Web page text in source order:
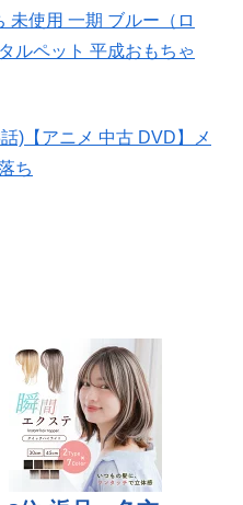
未使用 一期 ブルー（ロ
ルペット 平成おもちゃ
)【アニメ 中古 DVD】メ
ち